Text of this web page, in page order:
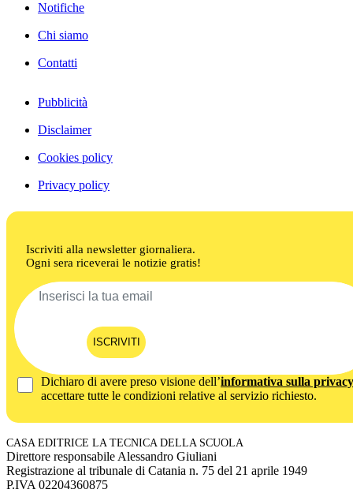
Notifiche
Chi siamo
Contatti
Pubblicità
Disclaimer
Cookies policy
Privacy policy
Iscriviti alla newsletter giornaliera.
Ogni sera riceverai le notizie gratis!
ISCRIVITI
Dichiaro di avere preso visione dell’informativa sulla privacy
accettare tutte le condizioni relative al servizio richiesto.
CASA EDITRICE LA TECNICA DELLA SCUOLA
Direttore responsabile Alessandro Giuliani
Registrazione al tribunale di Catania n. 75 del 21 aprile 1949
P.IVA 02204360875